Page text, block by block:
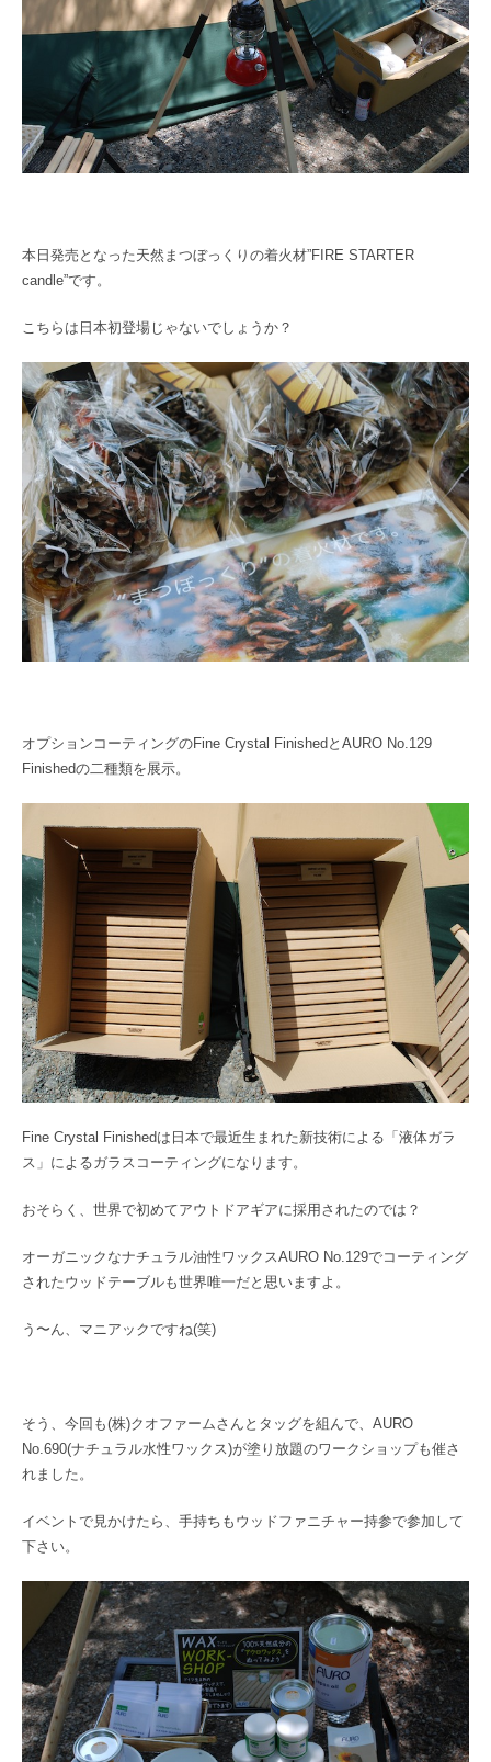
本日発売となった天然まつぼっくりの着火材”FIRE STARTER
candle”です。
こちらは日本初登場じゃないでしょうか？
オプションコーティングのFine Crystal FinishedとAURO No.129
Finishedの二種類を展示。
Fine Crystal Finishedは日本で最近生まれた新技術による「液体ガラ
ス」によるガラスコーティングになります。
おそらく、世界で初めてアウトドアギアに採用されたのでは？
オーガニックなナチュラル油性ワックスAURO No.129でコーティング
されたウッドテーブルも世界唯一だと思いますよ。
う〜ん、マニアックですね(笑)
そう、今回も(株)クオファームさんとタッグを組んで、AURO
No.690(ナチュラル水性ワックス)が塗り放題のワークショップも催さ
れました。
イベントで見かけたら、手持ちもウッドファニチャー持参で参加して
下さい。